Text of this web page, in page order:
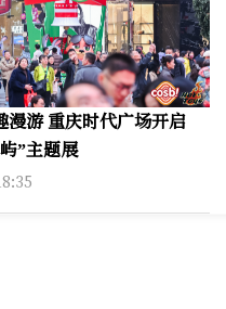
漫游 重庆时代广场开启
”主题展